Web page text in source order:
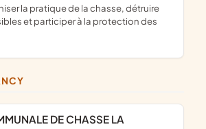
et participer à la protection des